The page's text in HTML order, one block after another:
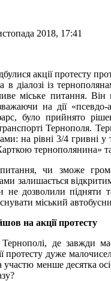
2018, 17:41
акції протесту
в діалозі із
міське питання.
на дії «псевдо-
було прийнято
Тернополя.
на рівні 3/4 гривні
тернополянина»
чи зможе
залишається
не дозволили підняти
міський
на акції протесту
де завжди
протесту дуже
участю менше десятка